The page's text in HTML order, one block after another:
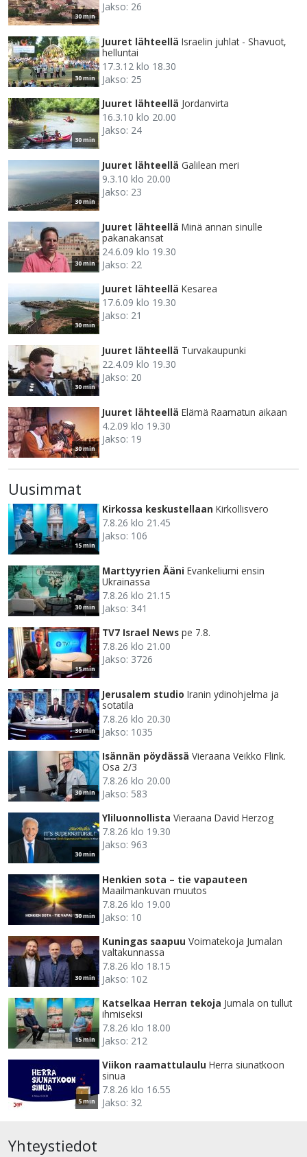
30 min
Jakso: 26
30 min
Juuret lähteellä Israelin juhlat - Shavuot,
helluntai
17.3.12 klo 18.30
Jakso: 25
30 min
Juuret lähteellä Jordanvirta
16.3.10 klo 20.00
Jakso: 24
30 min
Juuret lähteellä Galilean meri
9.3.10 klo 20.00
Jakso: 23
30 min
Juuret lähteellä Minä annan sinulle
pakanakansat
24.6.09 klo 19.30
Jakso: 22
30 min
Juuret lähteellä Kesarea
17.6.09 klo 19.30
Jakso: 21
30 min
Juuret lähteellä Turvakaupunki
22.4.09 klo 19.30
Jakso: 20
30 min
Juuret lähteellä Elämä Raamatun aikaan
4.2.09 klo 19.30
Jakso: 19
Uusimmat
15 min
Kirkossa keskustellaan Kirkollisvero
7.8.26 klo 21.45
Jakso: 106
30 min
Marttyyrien Ääni Evankeliumi ensin
Ukrainassa
7.8.26 klo 21.15
Jakso: 341
15 min
TV7 Israel News pe 7.8.
7.8.26 klo 21.00
Jakso: 3726
30 min
Jerusalem studio Iranin ydinohjelma ja
sotatila
7.8.26 klo 20.30
Jakso: 1035
30 min
Isännän pöydässä Vieraana Veikko Flink.
Osa 2/3
7.8.26 klo 20.00
Jakso: 583
30 min
Yliluonnollista Vieraana David Herzog
7.8.26 klo 19.30
Jakso: 963
30 min
Henkien sota – tie vapauteen
Maailmankuvan muutos
7.8.26 klo 19.00
Jakso: 10
30 min
Kuningas saapuu Voimatekoja Jumalan
valtakunnassa
7.8.26 klo 18.15
Jakso: 102
15 min
Katselkaa Herran tekoja Jumala on tullut
ihmiseksi
7.8.26 klo 18.00
Jakso: 212
5 min
Viikon raamattulaulu Herra siunatkoon
sinua
7.8.26 klo 16.55
Jakso: 32
Yhteystiedot